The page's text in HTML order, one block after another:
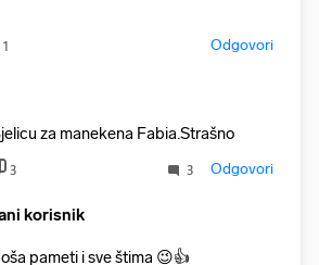
1 Odgovori
za manekena Fabia.Strašno
3 3 Odgovori
korisnik
pameti i sve štima 😉👍